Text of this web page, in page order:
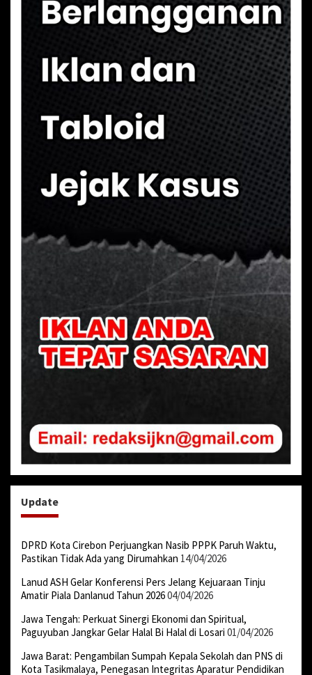
Update
DPRD Kota Cirebon Perjuangkan Nasib PPPK Paruh Waktu,
Pastikan Tidak Ada yang Dirumahkan 14/04/2026
Lanud ASH Gelar Konferensi Pers Jelang Kejuaraan Tinju
Amatir Piala Danlanud Tahun 202604/04/2026
Jawa Tengah: Perkuat Sinergi Ekonomi dan Spiritual,
Paguyuban Jangkar Gelar Halal Bi Halal di Losari 01/04/2026
Jawa Barat: Pengambilan Sumpah Kepala Sekolah dan PNS di
Kota Tasikmalaya, Penegasan Integritas Aparatur Pendidikan